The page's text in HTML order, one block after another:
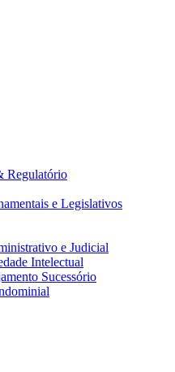
Regulatório
e Legislativos
e Judicial
Intelectual
Sucessório